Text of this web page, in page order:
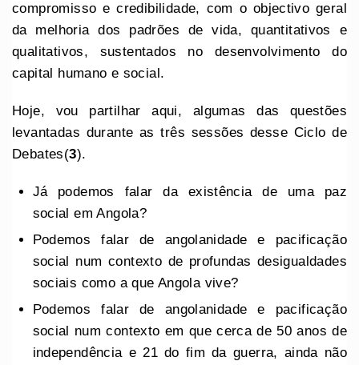
compromisso e credibilidade, com o objectivo geral
da melhoria dos padrões de vida, quantitativos e
qualitativos, sustentados no desenvolvimento do
capital humano e social.
Hoje, vou partilhar aqui, algumas das questões
levantadas durante as três sessões desse Ciclo de
Debates(3).
Já podemos falar da existência de uma paz
social em Angola?
Podemos falar de angolanidade e pacificação
social num contexto de profundas desigualdades
sociais como a que Angola vive?
Podemos falar de angolanidade e pacificação
social num contexto em que cerca de 50 anos de
independência e 21 do fim da guerra, ainda não